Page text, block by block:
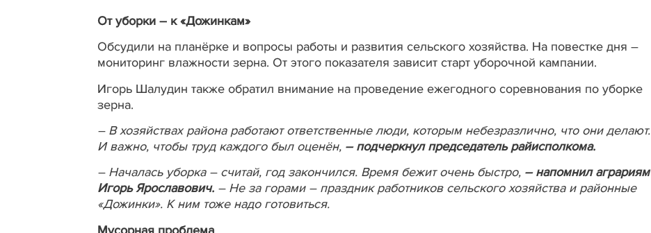
От уборки – к «Дожинкам»
Обсудили на планёрке и вопросы работы и развития сельского хозяйства. На повестке дня –
мониторинг влажности зерна. От этого показателя зависит старт уборочной кампании.
Игорь Шалудин также обратил внимание на проведение ежегодного соревнования по уборке
зерна.
– В хозяйствах района работают ответственные люди, которым небезразлично, что они делают.
И важно, чтобы труд каждого был оценён, –подчеркнул председатель райисполкома.
–Началась уборка – считай, год закончился. Время бежит очень быстро, –напомнил аграриям
Игорь Ярославович. – Не за горами – праздник работников сельского хозяйства и районные
«Дожинки». К ним тоже надо готовиться.